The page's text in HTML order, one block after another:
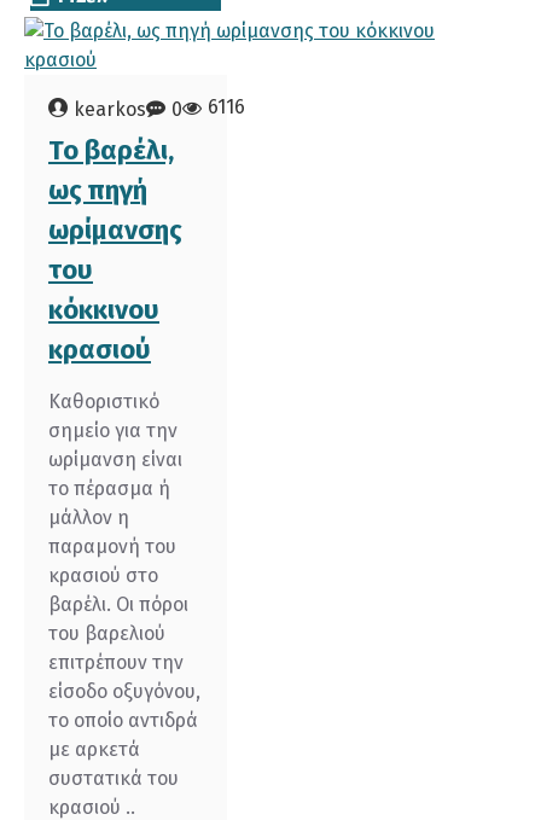
kearkos 0 6116
Το βαρέλι,
ως πηγή
ωρίμανσης
του
κόκκινου
κρασιού
Καθοριστικό
σημείο για την
ωρίμανση είναι
το πέρασμα ή
μάλλον η
παραμονή του
κρασιού στο
βαρέλι. Οι πόροι
του βαρελιού
επιτρέπουν την
είσοδο οξυγόνου,
το οποίο αντιδρά
με αρκετά
συστατικά του
κρασιού ..